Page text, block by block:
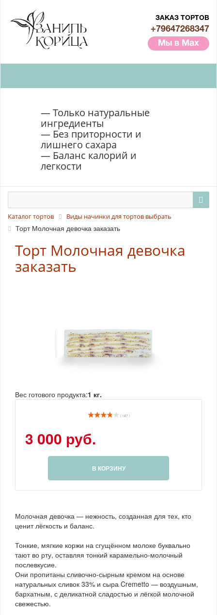
ЗАКАЗ ТОРТОВ
+79647268347
Мы в Max
— Только натуральные
ингредиенты
— Без приторности и
лишнего сахара
— Баланс калорий и
легкости
Каталог тортов Виды начинки для тортов выбрать
Торт Молочная девочка заказать
Торт Молочная девочка
заказать
Вес готового продукта:1 кг.
( 147 )
3 000 руб.
В КОРЗИНУ
Молочная девочка — нежность, созданная для тех, кто
ценит лёгкость и баланс.
Тонкие, мягкие коржи на сгущённом молоке буквально
тают во рту, оставляя тонкий карамельно-молочный
послевкусие.
Они пропитаны сливочно-сырным кремом на основе
натуральных сливок 33% и сыра Cremetto — воздушным,
бархатным, с деликатной сладостью и лёгкой молочной
свежестью.